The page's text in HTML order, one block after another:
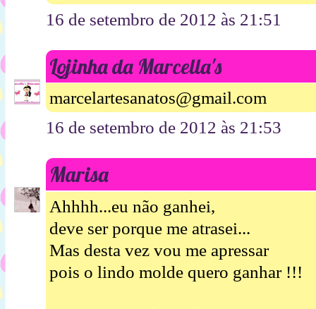
16 de setembro de 2012 às 21:51
Lojinha da Marcella's
marcelartesanatos@gmail.com
16 de setembro de 2012 às 21:53
Marisa
Ahhhh...eu não ganhei,
deve ser porque me atrasei...
Mas desta vez vou me apressar
pois o lindo molde quero ganhar !!!